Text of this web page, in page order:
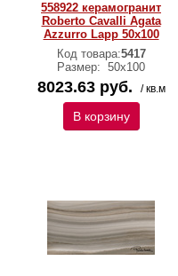
558922 керамогранит
Roberto Cavalli Agata
Azzurro Lapp 50x100
Код товара:5417
Размер: 50х100
8023.63 руб. / кв.м
В корзину